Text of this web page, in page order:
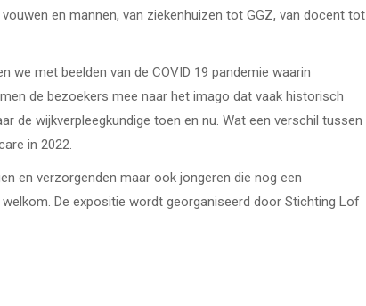
en mannen, van ziekenhuizen tot GGZ, van docent tot
we met beelden van de COVID 19 pandemie waarin
de bezoekers mee naar het imago dat vaak historisch
de wijkverpleegkundige toen en nu. Wat een verschil tussen
in 2022.
en verzorgenden maar ook jongeren die nog een
De expositie wordt georganiseerd door Stichting Lof